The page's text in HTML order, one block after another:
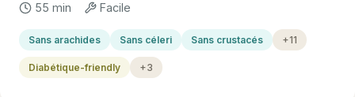
55 min Facile
Sans arachides Sans céleri Sans crustacés +11
Diabétique-friendly +3